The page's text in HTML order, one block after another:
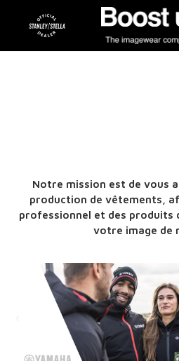
Notre mission est de vous
production de vêtements,
professionnel et des produits
votre image de